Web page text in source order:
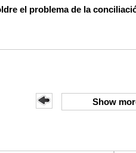
el problema de la
Show